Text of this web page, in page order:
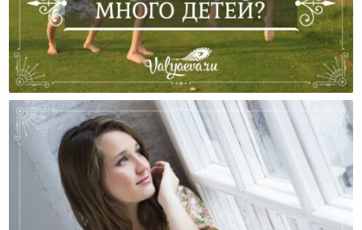
Нужно Ли Много Детей?